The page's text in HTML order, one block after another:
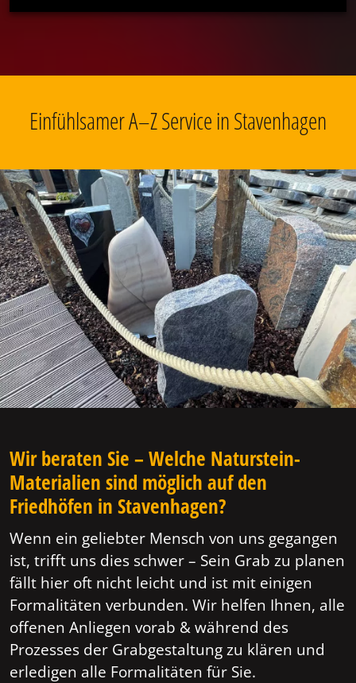
Einfühlsamer A–Z Service in Stavenhagen
Wir beraten Sie – Welche Naturstein-
Materialien sind möglich auf den
Friedhöfen in Stavenhagen?
Wenn ein geliebter Mensch von uns gegangen
ist, trifft uns dies schwer – Sein Grab zu planen
fällt hier oft nicht leicht und ist mit einigen
Formalitäten verbunden. Wir helfen Ihnen, alle
offenen Anliegen vorab & während des
Prozesses der Grabgestaltung zu klären und
erledigen alle Formalitäten für Sie.